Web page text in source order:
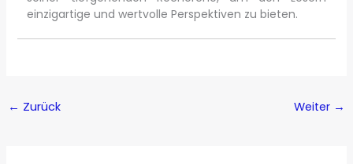
einzigartige und wertvolle Perspektiven zu bieten.
← Zurück Weiter →